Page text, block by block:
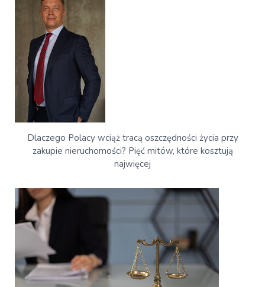
Dlaczego Polacy wciąż tracą oszczędności życia przy
zakupie nieruchomości? Pięć mitów, które kosztują
najwięcej